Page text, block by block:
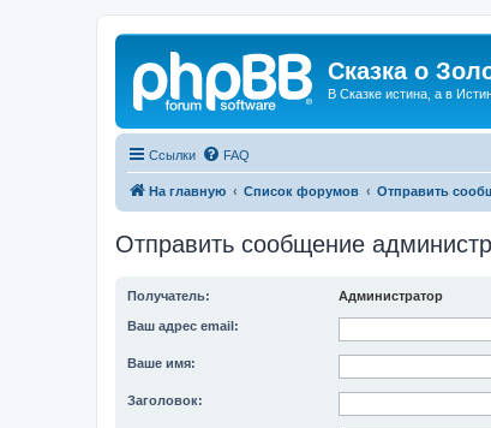
Сказка о
В Сказке истина, а в
Ссылки FAQ
На главную Список форумов Отправить
Отправить сообщение
Получатель: Администратор
Ваш адрес email:
Ваше имя:
Заголовок: